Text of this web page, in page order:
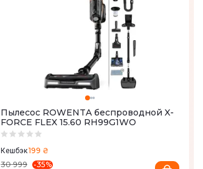
Пылесос ROWENTA беспроводной X-
FORCE FLEX 15.60 RH99G1WO
Кешбэк199 ₴
30 999
-35%